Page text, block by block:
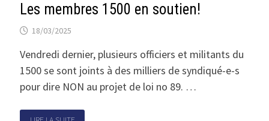
Les membres 1500 en soutien!
18/03/2025
Vendredi dernier, plusieurs officiers et militants du
1500 se sont joints à des milliers de syndiqué-e-s
pour dire NON au projet de loi no 89. …